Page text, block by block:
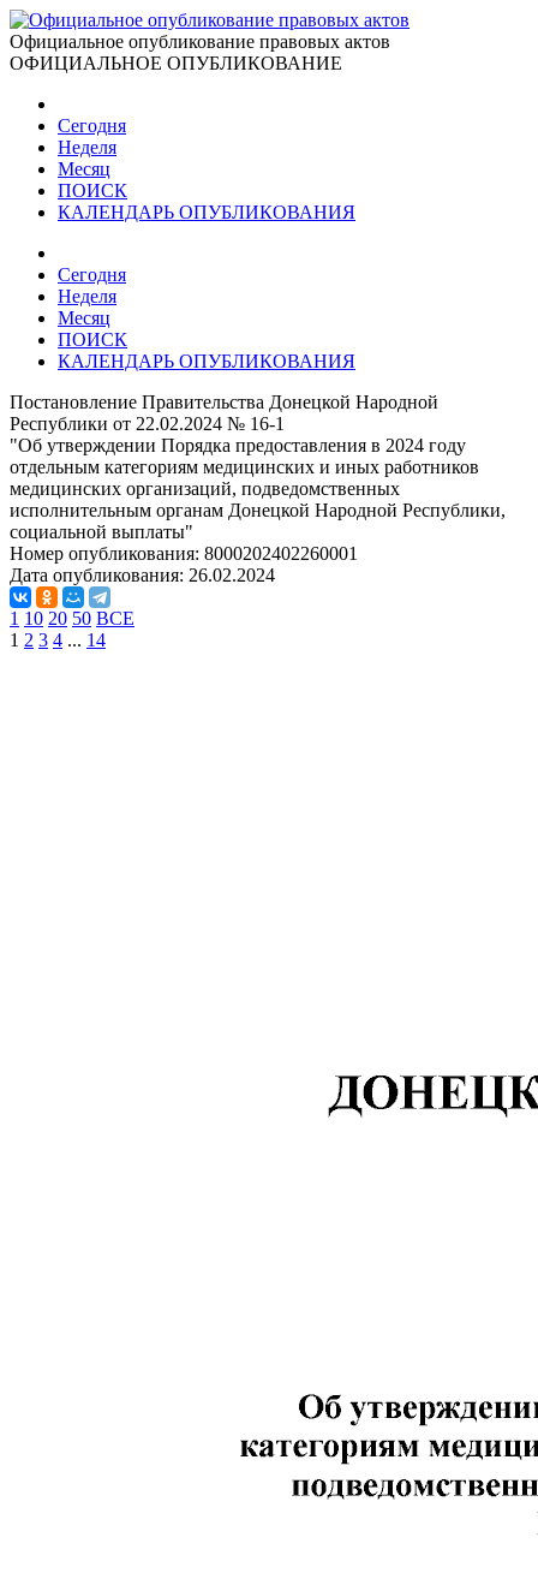
Официальное опубликование правовых актов
ОФИЦИАЛЬНОЕ ОПУБЛИКОВАНИЕ
Сегодня
Неделя
Месяц
ПОИСК
КАЛЕНДАРЬ ОПУБЛИКОВАНИЯ
Сегодня
Неделя
Месяц
ПОИСК
КАЛЕНДАРЬ ОПУБЛИКОВАНИЯ
Постановление Правительства Донецкой Народной
Республики от 22.02.2024 № 16-1
"Об утверждении Порядка предоставления в 2024 году
отдельным категориям медицинских и иных работников
медицинских организаций, подведомственных
исполнительным органам Донецкой Народной Республики,
социальной выплаты"
Номер опубликования: 8000202402260001
Дата опубликования: 26.02.2024
1 10 20 50 ВСЕ
1 2 3 4 ... 14